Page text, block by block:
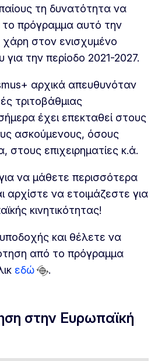
τη δυνατότητα να
πρόγραμμα αυτό την
στον ενισχυμένο
την περίοδο 2021-2027.
αρχικά απευθυνόταν
τριτοβάθμιας
έχει επεκταθεί στους
ασκούμενους, όσους
στους επιχειρηματίες κ.ά.
να μάθετε περισσότερα
αρχίστε να ετοιμάζεστε για
κινητικότητας!
και θέλετε να
από το πρόγραμμα
εδώ .
στην Ευρωπαϊκή